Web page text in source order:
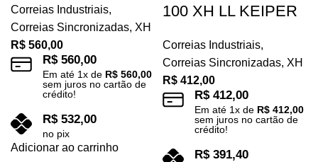
Correias Industriais,
Correias Sincronizadas, XH
R$ 560,00
R$560,00
Em até 1x de R$ 560,00
sem juros no cartão de
crédito!
R$532,00
no pix
Adicionar ao carrinho
100 XH LL KEIPER
Correias Industriais,
Correias Sincronizadas, XH
R$ 412,00
R$412,00
Em até 1x de R$ 412,00
sem juros no cartão de
crédito!
R$391,40